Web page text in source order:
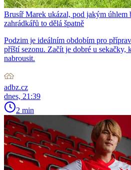
Brusíř Marek ukázal, pod jakým úhlem
zahrádkářů to dělá špatně
Podzim je ideálním obdobím pro
příští sezonu. Začít je dobré u sekačky,
nabrousit.
adbz.cz
dnes, 21:39
2 min